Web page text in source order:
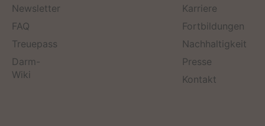
Newsletter
FAQ
Treuepass
Darm-
Wiki
Karriere
Fortbildungen
Nachhaltigkeit
Presse
Kontakt